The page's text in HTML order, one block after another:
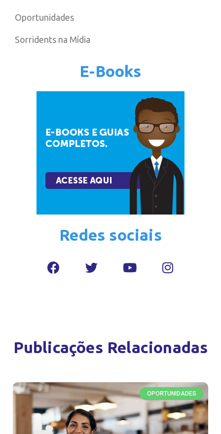
Oportunidades
Sorridents na Mídia
E-Books
Redes sociais
Publicações Relacionadas
OPORTUNIDADES